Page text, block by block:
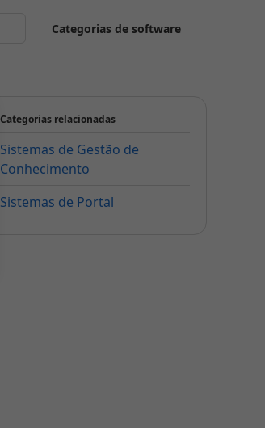
Categorias de software
Categorias relacionadas
Sistemas de Gestão de
Conhecimento
Sistemas de Portal